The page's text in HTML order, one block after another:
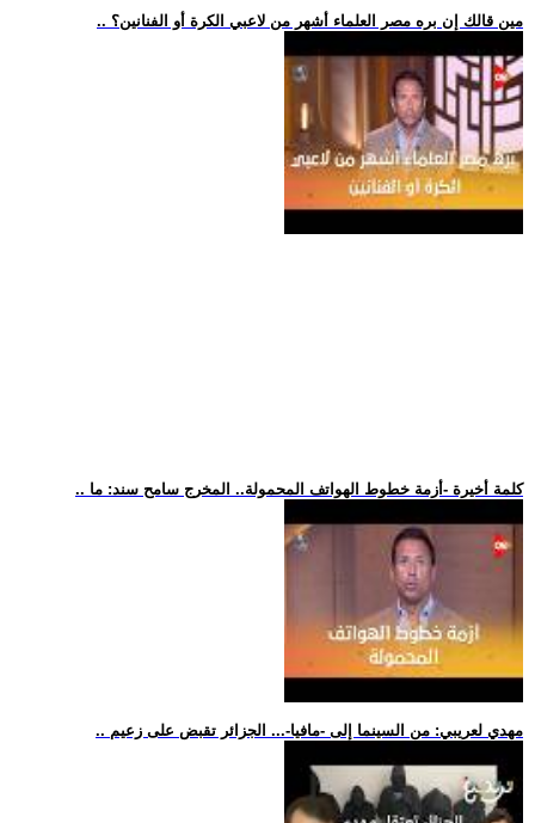
.. مين قالك إن بره مصر العلماء أشهر من لاعبي الكرة أو الفنانين؟
.. كلمة أخيرة -أزمة خطوط الهواتف المحمولة.. المخرج سامح سند: ما
.. مهدي لعريبي: من السينما إلى -مافيا-... الجزائر تقبض على زعيم